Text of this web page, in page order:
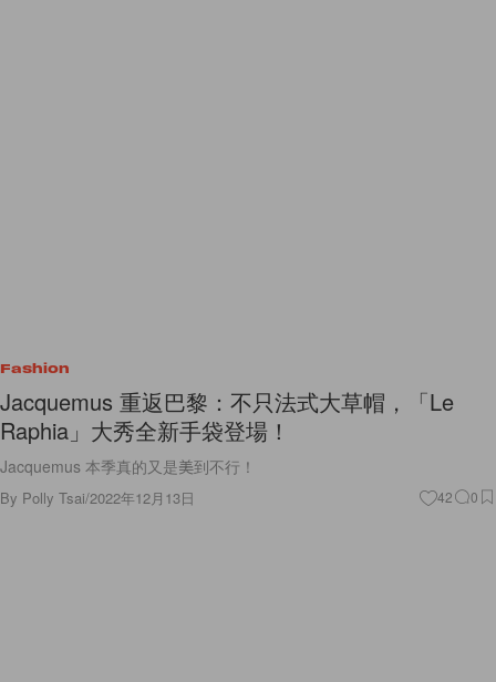
Fashion
Jacquemus 重返巴黎：不只法式大草帽，「Le
Raphia」大秀全新手袋登場！
Jacquemus 本季真的又是美到不行！
By Polly Tsai/2022年12月13日 42 0